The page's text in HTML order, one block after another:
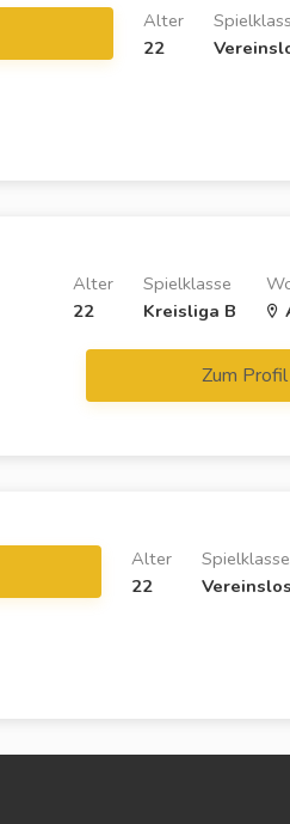
Alter
22
Spielklasse
Kreisliga B
Alter
22
Zum Profil
Spielklasse
Vereinslos
Alter
22